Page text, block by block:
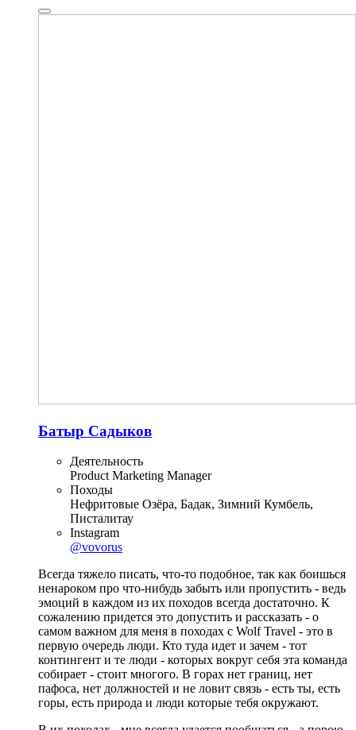
Батыр Садыков
Деятельность
Product Marketing Manager
Походы
Нефритовые Озёра, Бадак, Зимний Кумбель,
Писталитау
Instagram
@vovorus
Всегда тяжело писать, что-то подобное, так как боишься
ненароком про что-нибудь забыть или пропустить - ведь
эмоций в каждом из их походов всегда достаточно. К
сожалению придется это допустить и рассказать - о
самом важном для меня в походах с Wolf Travel - это в
первую очередь люди. Кто туда идет и зачем - тот
контингент и те люди - которых вокруг себя эта команда
собирает - стоит многого. В горах нет границ, нет
пафоса, нет должностей и не ловит связь - есть ты, есть
горы, есть природа и люди которые тебя окружают.